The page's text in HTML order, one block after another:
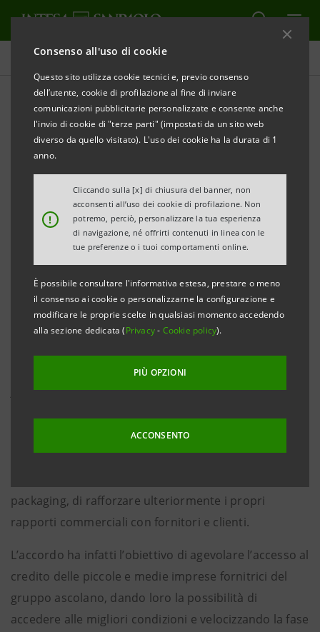
Consenso all'uso di cookie
Questo sito utilizza cookie tecnici e, previo consenso
dell’utente, cookie di profilazione al fine di inviare
comunicazioni pubblicitarie personalizzate e consente anche
l'invio di cookie di "terze parti" (impostati da un sito web
diverso da quello visitato). L'uso dei cookie ha la durata di 1
anno.
!
Cliccando sulla [x] di chiusura del banner, non
acconsenti all’uso dei cookie di profilazione. Non
potremo, perciò, personalizzare la tua esperienza
di navigazione, né offrirti contenuti in linea con le
tue preferenze o i tuoi comportamenti online.
È possibile consultare l'informativa estesa, prestare o meno
il consenso ai cookie o personalizzarne la configurazione e
modificare le proprie scelte in qualsiasi momento accedendo
alla sezione dedicata (Privacy- Cookie policy).
PIÙ OPZIONI
ACCONSENTO
Comunicati stampa
STAMPA AGGIORNA
NTESA SANPAOLO E ONDULATO PICENO INSIEME
PER SOSTENERE LE PICCOLE E MEDIE IMPRESE
DELLA FILIERA
• L’appartenenza alla filiera consentirà alle
aziende fornitrici del Gruppo ascolano un migliore
accesso al credito e soluzioni finanziarie dedicate
• Nelle Marche Intesa Sanpaolo ha già attivato 22
programmi Sviluppo Filiera per un totale di circa
350 aziende fornitrici e un giro d’affari complessivo
di oltre 2 miliardi di euro
Ascoli Piceno, 29 novembre 2022 –Nell’ambito del
Programma “Sviluppo Filiere”, la Ondulato Piceno e
Intesa Sanpaolo hanno sottoscritto un accordo di
collaborazione che permetterà all’azienda del Gruppo
packaging, di rafforzare ulteriormente i propri
rapporti commerciali con fornitori e clienti.
L’accordo ha infatti l’obiettivo di agevolare l’accesso al
credito delle piccole e medie imprese fornitrici del
gruppo ascolano, dando loro la possibilità di
accedere alle migliori condizioni e velocizzando la fase